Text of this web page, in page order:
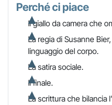
Perché ci piace
Il giallo da camera che
La regia di Susanne
linguaggio del corpo.
La satira sociale.
Il finale.
La scrittura che bilancia